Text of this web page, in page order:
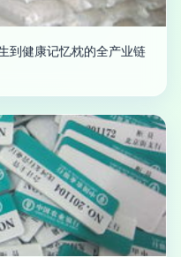
到健康记忆枕的全产业链